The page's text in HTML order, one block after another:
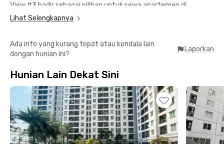
View #3 hadir sebagai pilihan untuk sewa apartemen di
Cempaka Putih yang cocok untuk kamu yang menginginkan
kehidupan praktis di tengah kota.
Lokasinya sangat menguntungkan, terutama bagi kamu yang
bekerja di area Rawamangun, Salemba, Thamrin, hingga Kelapa
kurang dari 15 menit berkendara, sehingga waktumu jadi lebih
efisien dan tidak habis di jalan.
Mobilitas juga semakin mudah berkat akses transportasi umum
yang lengkap. Halte TransJakarta Kayu Putih Rawasari dapat
dijangkau hanya dengan berjalan kaki sekitar 2 menit,
sementara Stasiun Kramat bisa dicapai dalam waktu sekitar 8
Lihat Selengkapnya
Ada info yang kurang tepat atau kendala lain
dengan hunian ini?
Laporkan
Hunian Lain Dekat Sini